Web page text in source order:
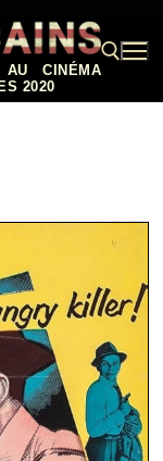
CINÉMA
2020